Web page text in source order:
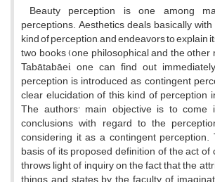
Beauty perception is one among
perceptions. Aesthetics deals basically
kind of perception, and endeavors to explain
two books (one philosophical and the other
Tabātabāei, one can find out
perception is introduced as contingent
clear elucidation of this kind of perception
The authors' main objective is to come
conclusions with regard to the
considering it as a contingent perception.
basis of its proposed definition of the act
throws light of inquiry on the fact that the